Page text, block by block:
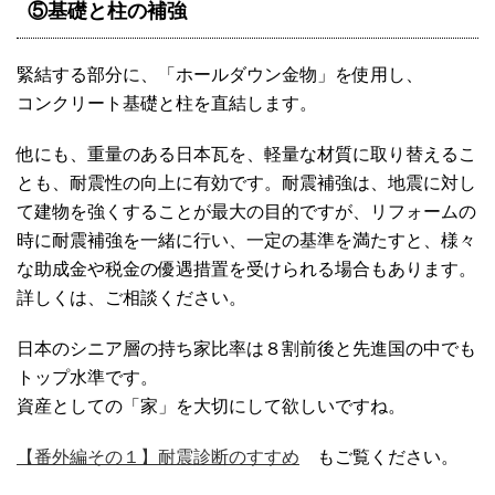
⑤基礎と柱の補強
緊結する部分に、「ホールダウン金物」を使用し、
コンクリート基礎と柱を直結します。
他にも、重量のある日本瓦を、軽量な材質に取り替えるこ
とも、耐震性の向上に有効です。耐震補強は、地震に対し
て建物を強くすることが最大の目的ですが、リフォームの
時に耐震補強を一緒に行い、一定の基準を満たすと、様々
な助成金や税金の優遇措置を受けられる場合もあります。
詳しくは、ご相談ください。
日本のシニア層の持ち家比率は８割前後と先進国の中でも
トップ水準です。
資産としての「家」を大切にして欲しいですね。
【番外編その１】耐震診断のすすめ もご覧ください。